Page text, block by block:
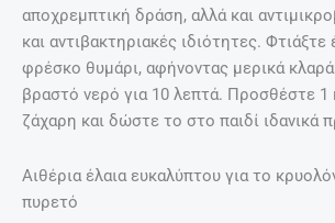
αποχρεμπτική δράση, αλλά και
και αντιβακτηριακές ιδιότητες.
φρέσκο θυμάρι, αφήνοντας μερικά
βραστό νερό για 10 λεπτά. Προσθέστε 1
ζάχαρη και δώστε το στο παιδί ιδανικά
Αιθέρια έλαια ευκαλύπτου για το
πυρετό